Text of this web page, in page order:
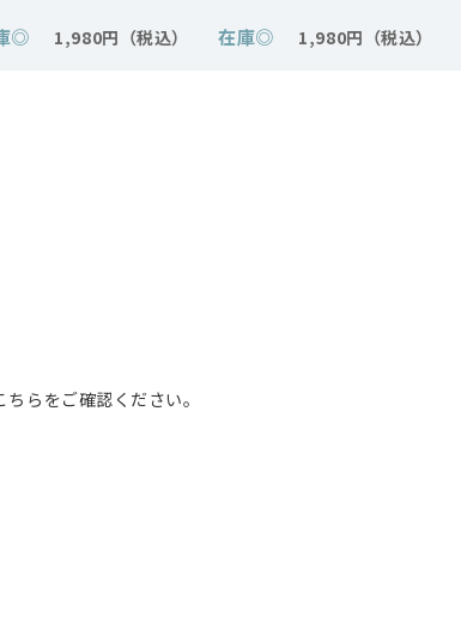
◎ 1,980円 在庫◎ 1,980円
らをご確認ください。